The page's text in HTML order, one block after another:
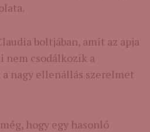
boltjában, amit az apja
nem csodálkozik a
nagy ellenállás szerelmet
hogy egy hasonló